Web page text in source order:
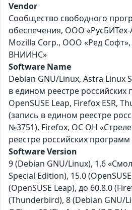
Vendor
Сообщество свободного
обеспечения, ООО «РусБИТех-
Mozilla Corp., ООО «Ред
ВНИИНС»
Software Name
Debian GNU/Linux, Astra Linux
в едином реестре
OpenSUSE Leap, Firefox ESR,
(запись в едином реестре
№3751), Firefox, ОС ОН
реестре российских
Software Version
9 (Debian GNU/Linux), 1.6
Special Edition), 15.0
(OpenSUSE Leap), до 60.8.0
(Thunderbird), 8 (Debian